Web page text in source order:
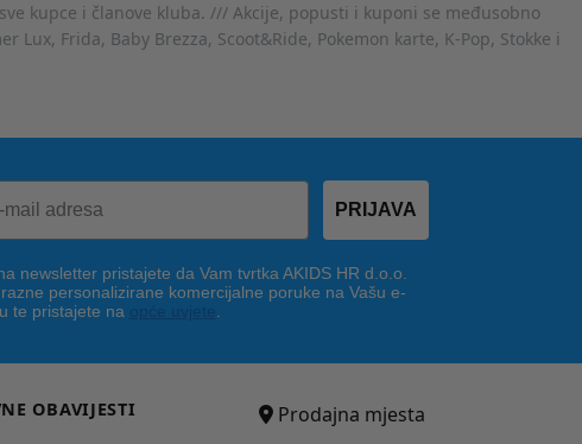
kupce i članove kluba. /// Akcije, popusti i kuponi se međusobno
Frida, Baby Brezza, Scoot&Ride, Pokemon karte, K-Pop, Stokke i
PRIJAVA
newsletter pristajete da Vam tvrtka AKIDS HR d.o.o.
personalizirane komercijalne poruke na Vašu e-
te pristajete na
.
OBAVIJESTI Prodajna mjesta